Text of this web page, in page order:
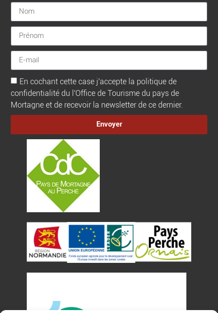
En cochant cette case j'accepte la politique de
confidentialité du l'Office de Tourisme du pays de
Mortagne et de recevoir la newsletter de ce dernier.
Envoyer